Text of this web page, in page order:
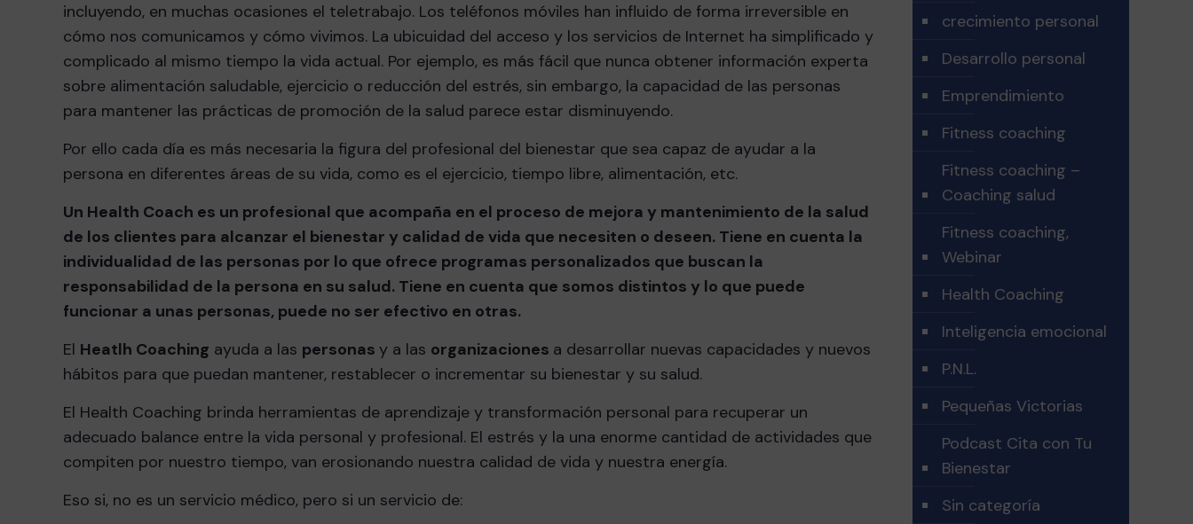
incluyendo, en muchas ocasiones el teletrabajo. Los teléfonos móviles han influido de forma irreversible en
cómo nos comunicamos y cómo vivimos. La ubicuidad del acceso y los servicios de Internet ha simplificado y
complicado al mismo tiempo la vida actual. Por ejemplo, es más fácil que nunca obtener información experta
sobre alimentación saludable, ejercicio o reducción del estrés, sin embargo, la capacidad de las personas
para mantener las prácticas de promoción de la salud parece estar disminuyendo.
Por ello cada día es más necesaria la figura del profesional del bienestar que sea capaz de ayudar a la
persona en diferentes áreas de su vida, como es el ejercicio, tiempo libre, alimentación, etc.
Un Health Coach es un profesional que acompaña en el proceso de mejora y mantenimiento de la salud
de los clientes para alcanzar el bienestar y calidad de vida que necesiten o deseen. Tiene en cuenta la
individualidad de las personas por lo que ofrece programas personalizados que buscan la
responsabilidad de la persona en su salud. Tiene en cuenta que somos distintos y lo que puede
funcionar a unas personas, puede no ser efectivo en otras.
El Heatlh Coaching ayuda a las personasy a las organizaciones a desarrollar nuevas capacidades y nuevos
hábitos para que puedan mantener, restablecer o incrementar su bienestar y su salud.
El Health Coaching brinda herramientas de aprendizaje y transformación personal para recuperar un
adecuado balance entre la vida personal y profesional. El estrés y la una enorme cantidad de actividades que
compiten por nuestro tiempo, van erosionando nuestra calidad de vida y nuestra energía.
Eso si, no es un servicio médico, pero si un servicio de:
crecimiento personal
Desarrollo personal
Emprendimiento
Fitness coaching
Fitness coaching –
Coaching salud
Fitness coaching,
Webinar
Health Coaching
Inteligencia emocional
P.N.L.
Pequeñas Victorias
Podcast Cita con Tu
Bienestar
Sin categoría